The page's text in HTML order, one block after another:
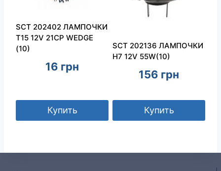
SCT 202402 ЛАМПОЧКИ
Т15 12V 21CP WEDGE
(10)
16 грн
Купить
SCT 202136 ЛАМПОЧКИ
H7 12V 55W(10)
156 грн
Купить